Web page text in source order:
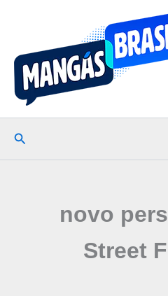
conteúdo
Pesquisar
novo
Street